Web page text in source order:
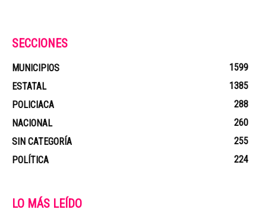
SECCIONES
MUNICIPIOS
1599
ESTATAL
1385
POLICIACA
288
NACIONAL
260
SIN CATEGORÍA
255
POLÍTICA
224
LO MÁS LEÍDO